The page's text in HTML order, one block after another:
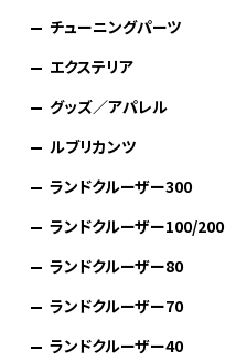
チューニングパーツ
エクステリア
グッズ／アパレル
ルブリカンツ
ランドクルーザー300
ランドクルーザー100/200
ランドクルーザー80
ランドクルーザー70
ランドクルーザー40